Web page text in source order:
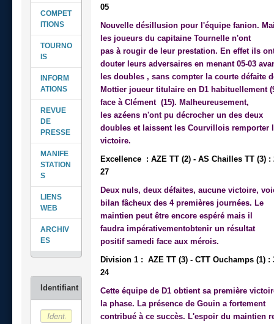
COMPET
ITIONS
TOURNO
IS
INFORM
ATIONS
REVUE
DE
PRESSE
MANIFE
STATION
S
LIENS
WEB
ARCHIV
ES
05
Nouvelle désillusion pour l'équipe fanion.
les joueurs du capitaine Tournelle n'ont
pas àrougir de leur prestation. En effet ils
douter leurs adversaires en menant 05-03
les doubles , sans compter la courte défaite
Mottier joueur titulaire en D1 habituellement
face à Clément (15). Malheureusement,
les azéens n'ontpu décrocher un des deux
doubles et laissent les Courvillois remporter
victoire.
Excellence : AZE TT (2) - AS Chailles TT (3) :
27
Deux nuls, deux défaites, aucune victoire,
bilan fâcheux des 4 premières journées. Le
maintien peut être encore espéré mais il
faudra impérativementobtenir un résultat
positif samedi face aux mérois.
Division 1 : AZE TT (3) - CTT Ouchamps (1) :
24
Cette équipe de D1 obtient sa première
la phase. La présence de Gouin a fortement
contribué àce succès. L'espoir du maintien